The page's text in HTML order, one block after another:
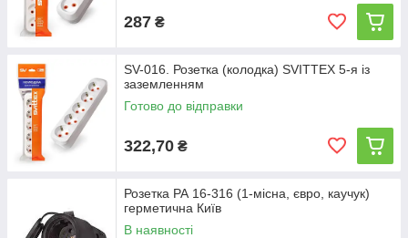
287 ₴
SV-016. Розетка (колодка) SVITTEX 5-я із
заземленням
Готово до відправки
322,70 ₴
Розетка РА 16-316 (1-місна, євро, каучук)
герметична Київ
В наявності